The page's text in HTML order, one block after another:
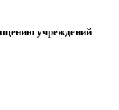
учреждений